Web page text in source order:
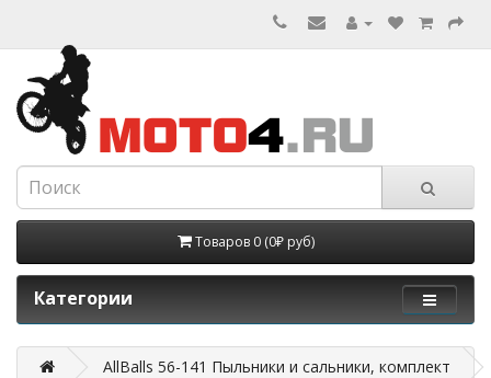
Товаров 0 (0₽ руб)
Категории
AllBalls 56-141 Пыльники и сальники, комплект